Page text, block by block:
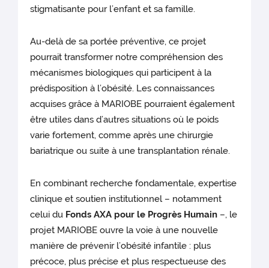
stigmatisante pour l’enfant et sa famille.
Au-delà de sa portée préventive, ce projet
pourrait transformer notre compréhension des
mécanismes biologiques qui participent à la
prédisposition à l’obésité. Les connaissances
acquises grâce à MARIOBE pourraient également
être utiles dans d’autres situations où le poids
varie fortement, comme après une chirurgie
bariatrique ou suite à une transplantation rénale.
En combinant recherche fondamentale, expertise
clinique et soutien institutionnel – notamment
celui du Fonds AXA pour le Progrès Humain –, le
projet MARIOBE ouvre la voie à une nouvelle
manière de prévenir l’obésité infantile : plus
précoce, plus précise et plus respectueuse des